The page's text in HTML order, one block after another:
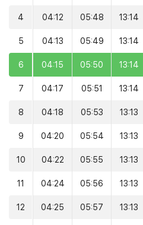
4 04:12 05:48 13:14
5 04:13 05:49 13:14
6 04:15 05:50 13:14
7 04:17 05:51 13:14
8 04:18 05:53 13:13
9 04:20 05:54 13:13
10 04:22 05:55 13:13
11 04:24 05:56 13:13
12 04:25 05:57 13:13